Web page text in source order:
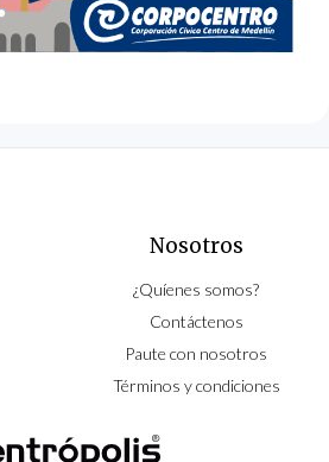
Nosotros
¿Quíenes somos?
Contáctenos
Paute con nosotros
Términos y condiciones